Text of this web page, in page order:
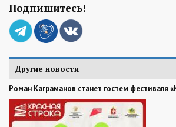
Подпишитесь!
Другие новости
Роман Каграманов станет гостем фестиваля